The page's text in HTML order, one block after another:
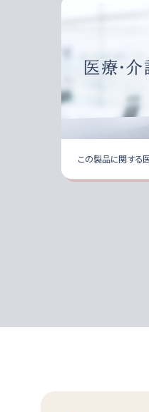
この製品に関する